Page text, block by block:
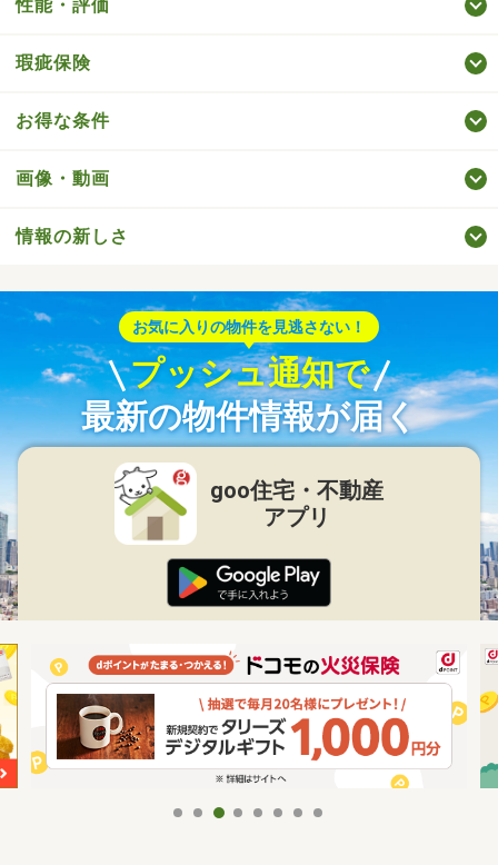
性能・評価
瑕疵保険
お得な条件
画像・動画
情報の新しさ
お気に入りの物件を見逃さない！
プッシュ通知で
最新の物件情報が届く
goo住宅・不動産
アプリ